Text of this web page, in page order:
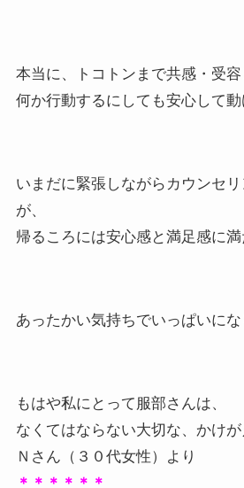
本当に、トコトンまで共感・受容
何か行動するにしても安心して動
いまだに緊張しながらカウンセ
が、
帰るころには安心感と満足感に満
あったかい気持ちでいっぱいにな
もはや私にとって服部さんは、
なくてはならない大切な、かけが
Ｎさん（３０代女性）より
＊＊＊＊＊＊